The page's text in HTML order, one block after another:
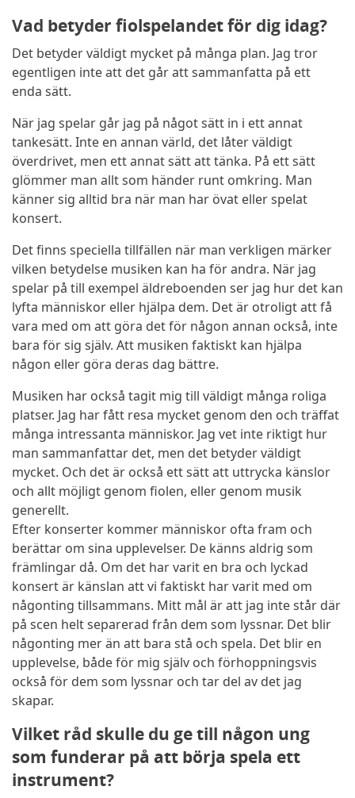
Vad betyder fiolspelandet för dig idag?
Det betyder väldigt mycket på många plan. Jag tror
egentligen inte att det går att sammanfatta på ett
enda sätt.
När jag spelar går jag på något sätt in i ett annat
tankesätt. Inte en annan värld, det låter väldigt
överdrivet, men ett annat sätt att tänka. På ett sätt
glömmer man allt som händer runt omkring. Man
känner sig alltid bra när man har övat eller spelat
konsert.
Det finns speciella tillfällen när man verkligen märker
vilken betydelse musiken kan ha för andra. När jag
spelar på till exempel äldreboenden ser jag hur det kan
lyfta människor eller hjälpa dem. Det är otroligt att få
vara med om att göra det för någon annan också, inte
bara för sig själv. Att musiken faktiskt kan hjälpa
någon eller göra deras dag bättre.
Musiken har också tagit mig till väldigt många roliga
platser. Jag har fått resa mycket genom den och träffat
många intressanta människor. Jag vet inte riktigt hur
man sammanfattar det, men det betyder väldigt
mycket. Och det är också ett sätt att uttrycka känslor
och allt möjligt genom fiolen, eller genom musik
generellt.
Efter konserter kommer människor ofta fram och
berättar om sina upplevelser. De känns aldrig som
främlingar då. Om det har varit en bra och lyckad
konsert är känslan att vi faktiskt har varit med om
någonting tillsammans. Mitt mål är att jag inte står där
på scen helt separerad från dem som lyssnar. Det blir
någonting mer än att bara stå och spela. Det blir en
upplevelse, både för mig själv och förhoppningsvis
också för dem som lyssnar och tar del av det jag
skapar.
Vilket råd skulle du ge till någon ung
som funderar på att börja spela ett
instrument?